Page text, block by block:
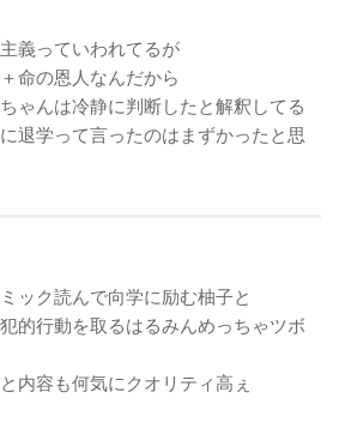
義っていわれてるが
命の恩人なんだから
ゃんは冷静に判断したと解釈してる
退学って言ったのはまずかったと思
ック読んで向学に励む柚子と
的行動を取るはるみんめっちゃツボ
内容も何気にクオリティ高ぇ